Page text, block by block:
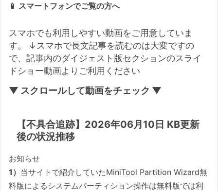
📱 スマートフォンでご覧の方へ
スマホでも利用しやすい動画をご用意していま
す。
↓スマホで長文記事を読むのは大変ですの
で、記事内のダイジェスト版セクションのスライ
ドショー動画よりご利用ください
▼ スクロールして動画をチェック ▼
【不具合追跡】2026年06月10日 KB更新
後の状況推移
お知らせ
1） 当サイトで紹介していたMiniTool Partition Wizard無
料版によるシステムパーティション操作は無料版では利